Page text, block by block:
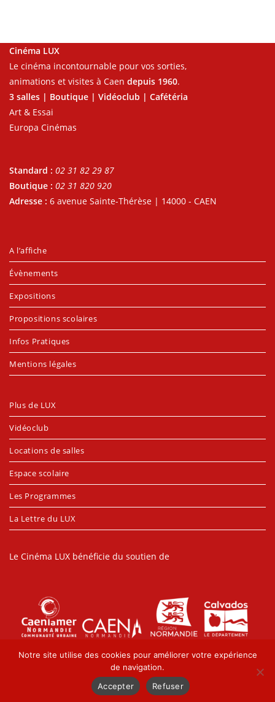
Cinéma LUX
Le cinéma incontournable pour vos sorties,
animations et visites à Caen depuis 1960.
3 salles | Boutique | Vidéoclub | Cafétéria
Art & Essai
Europa Cinémas
Standard : 02 31 82 29 87
Boutique : 02 31 820 920
Adresse : 6 avenue Sainte-Thérèse | 14000 - CAEN
A l’affiche
Évènements
Expositions
Propositions scolaires
Infos Pratiques
Mentions légales
Plus de LUX
Vidéoclub
Locations de salles
Espace scolaire
Les Programmes
La Lettre du LUX
Le Cinéma LUX bénéficie du soutien de
Notre site utilise des cookies pour améliorer votre expérience
de navigation.
Accepter
Refuser